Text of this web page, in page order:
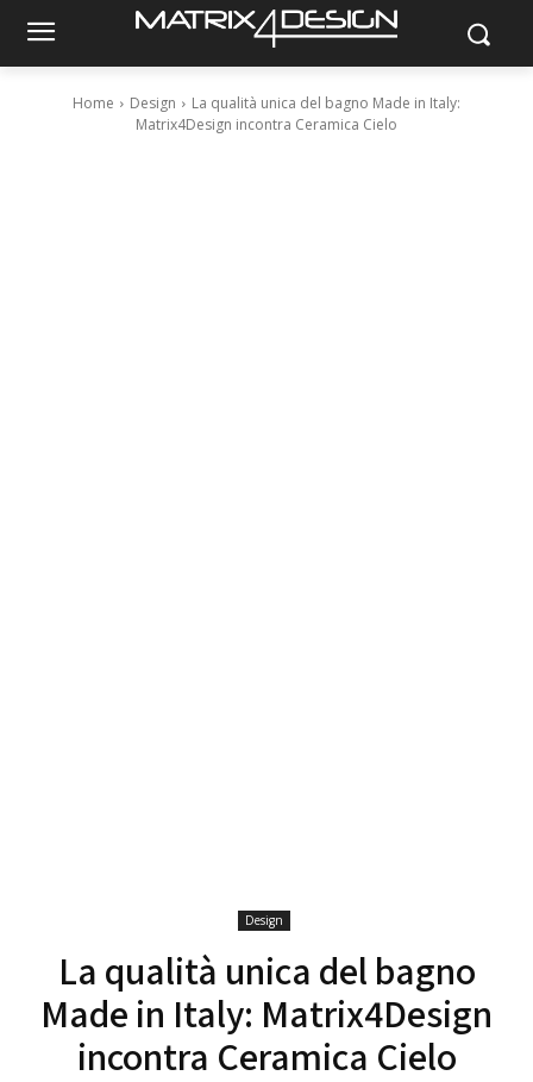
Home Design
La qualità unica del bagno Made in Italy:
Matrix4Design incontra Ceramica Cielo
Design
La qualità unica del bagno
Made in Italy: Matrix4Design
incontra Ceramica Cielo